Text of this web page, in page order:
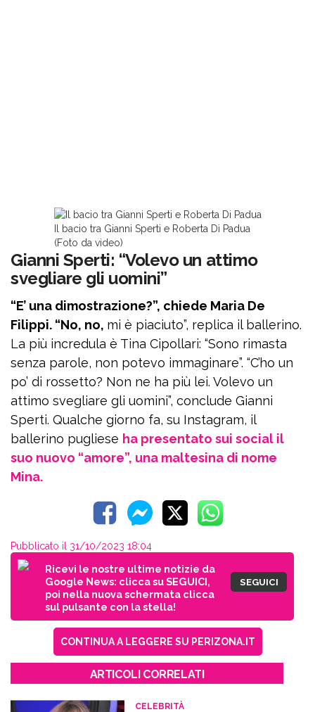
Il bacio tra Gianni Sperti e Roberta Di Padua
(Foto da video)
Gianni Sperti: “Volevo un attimo
svegliare gli uomini”
“E’ una dimostrazione?”, chiede Maria De
Filippi. “No, no, mi è piaciuto”, replica il ballerino.
La più incredula è Tina Cipollari: “Sono rimasta
senza parole, non potevo immaginare”. “C’ho un
po’ di rossetto? Non ne ha più lei. Volevo un
attimo svegliare gli uomini”, conclude Gianni
Sperti. Qualche giorno fa, su Instagram, il
ballerino pugliese ha presentato sui social il
suo nuovo “amore”, una maltesina di nome
Mina.
Pubblicato il 31/10/2023 18:04
Ricevi le nostre ultime notizie da
Google News: clicca su SEGUICI,
poi nella nuova schermata clicca
sul pulsante con la stella!
SEGUICI
CONTINUA A LEGGERE SU PERIZONA.IT
ARTICOLI CORRELATI
CELEBRITÀ